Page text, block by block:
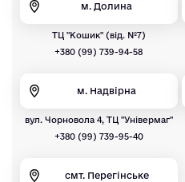
м. Долина
ТЦ "Кошик" (від. №7)
+380 (99) 739-94-58
м. Надвірна
вул. Чорновола 4, ТЦ "Універмаг"
+380 (99) 739-95-40
смт. Перегінське